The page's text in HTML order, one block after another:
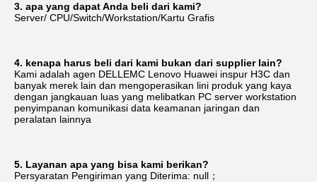
3. apa yang dapat Anda beli dari kami?
Server/ CPU/Switch/Workstation/Kartu Grafis
4. kenapa harus beli dari kami bukan dari supplier lain?
Kami adalah agen DELLEMC Lenovo Huawei inspur H3C dan
banyak merek lain dan mengoperasikan lini produk yang kaya
dengan jangkauan luas yang melibatkan PC server workstation
penyimpanan komunikasi data keamanan jaringan dan
peralatan lainnya
5. Layanan apa yang bisa kami berikan?
Persyaratan Pengiriman yang Diterima: null；